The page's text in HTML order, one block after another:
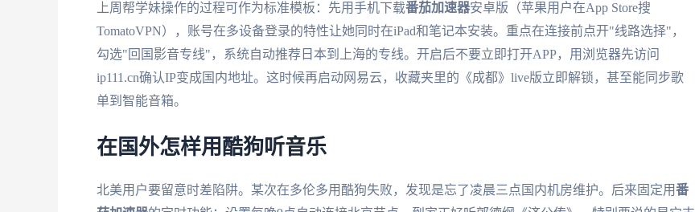
上周帮学妹操作的过程可作为标准模板：先用手机下载番茄加速器安卓版（苹果用户在App Store搜
TomatoVPN），账号在多设备登录的特性让她同时在iPad和笔记本安装。重点在连接前点开"线路选择"，
勾选"回国影音专线"，系统自动推荐日本到上海的专线。开启后不要立即打开APP，用浏览器先访问
ip111.cn确认IP变成国内地址。这时候再启动网易云，收藏夹里的《成都》live版立即解锁，甚至能同步歌
单到智能音箱。
在国外怎样用酷狗听音乐
北美用户要留意时差陷阱。某次在多伦多用酷狗失败，发现是忘了凌晨三点国内机房维护。后来固定用番